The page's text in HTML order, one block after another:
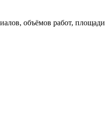
объёмов работ, площади